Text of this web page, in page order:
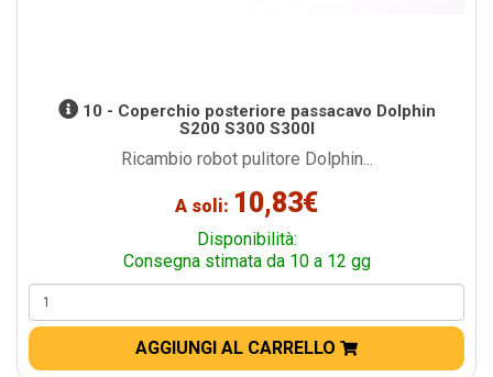
10 - Coperchio posteriore passacavo Dolphin
S200 S300 S300I
Ricambio robot pulitore Dolphin...
A soli: 10,83€
Disponibilità:
Consegna stimata da 10 a 12 gg
AGGIUNGI AL CARRELLO